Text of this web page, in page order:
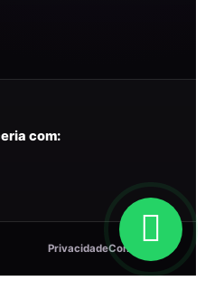
com:
PrivacidadeContato